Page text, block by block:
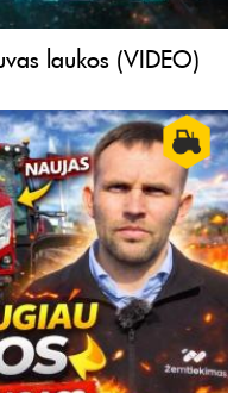
laukos (VIDEO)